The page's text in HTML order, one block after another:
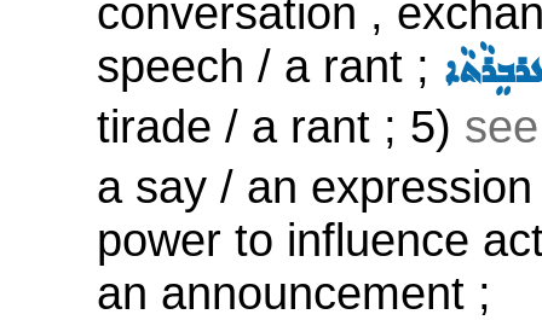
conversation ,
speech / a rant ;
tirade / a rant ; 5)
a say / an
power to influence
an announcement ;